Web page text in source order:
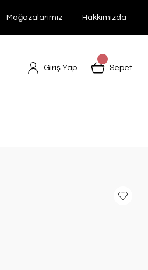
Mağazalarımız Hakkımızda
Giriş Yap Sepet